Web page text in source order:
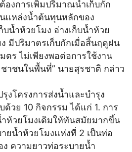
องการเพิ่มปริมาณน้ำเก็บกัก
แหล่งน้ำต้นทุนหลักของ
บน้ำห้วยโมง อ่างเก็บน้ำห้วย
มีปริมาตรเก็บกักเมื่อสิ้นฤดูฝน
ตร ไม่เพียงพอต่อการใช้งาน
าชนในพื้นที่” นายสุรชาติ กล่าว
งโครงการส่งน้ำและบำรุง
ด้วย 10 กิจกรรม ได้แก่ 1. การ
ห้วยโมงเดิมให้ทันสมัยมากขึ้น
ยน้ำห้วยโมงแห่งที่ 2 เป็นท่อ
ความยาวท่อระบายน้ำ